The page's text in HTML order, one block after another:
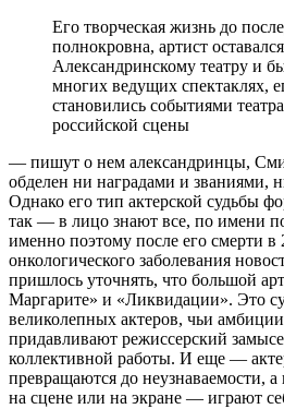
Его творческая жизнь до
полнокровна, артист
Александринскому театру и
многих ведущих спектаклях,
становились событиями
российской сцены
— пишут о нем александринцы,
обделен ни наградами и званиями,
Однако его тип актерской судьбы
так — в лицо знают все, по имени
именно поэтому после его смерти в
онкологического заболевания
пришлось уточнять, что большой
Маргарите» и «Ликвидации». Это
великолепных актеров, чьи
придавливают режиссерский
коллективной работы. И еще —
превращаются до неузнаваемости,
на сцене или на экране — играют